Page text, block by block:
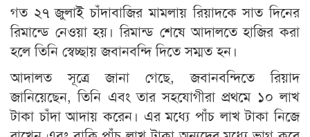
গত ২৭ জুলাই চাঁদাবাজির মামলায় রিয়াদকে সাত দিনের
রিমান্ডে নেওয়া হয়। রিমান্ড শেষে আদালতে হাজির করা
হলে তিনি স্বেচ্ছায় জবানবন্দি দিতে সম্মত হন।
আদালত সূত্রে জানা গেছে, জবানবন্দিতে রিয়াদ
জানিয়েছেন, তিনি এবং তার সহযোগীরা প্রথমে ১০ লাখ
টাকা চাঁদা আদায় করেন। এর মধ্যে পাঁচ লাখ টাকা নিজে